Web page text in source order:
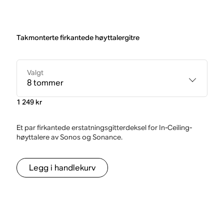
Takmonterte firkantede høyttalergitre
Valgt
8 tommer
1 249 kr
Et par firkantede erstatningsgitterdeksel for In-Ceiling-
høyttalere av Sonos og Sonance.
Legg i handlekurv